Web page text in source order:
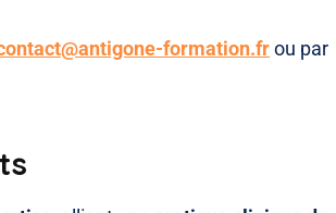
formation.frou par